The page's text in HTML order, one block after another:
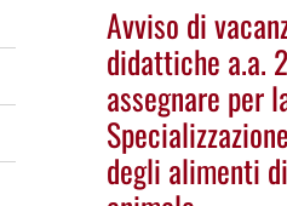
Avviso di
didattiche a.a.
assegnare per
degli alimenti